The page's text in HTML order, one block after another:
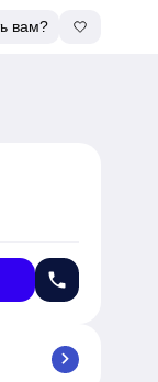
вам?
phone
chevron_right